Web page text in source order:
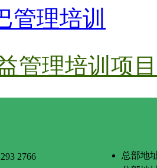
管理培训
管理培训项
2766
总部地